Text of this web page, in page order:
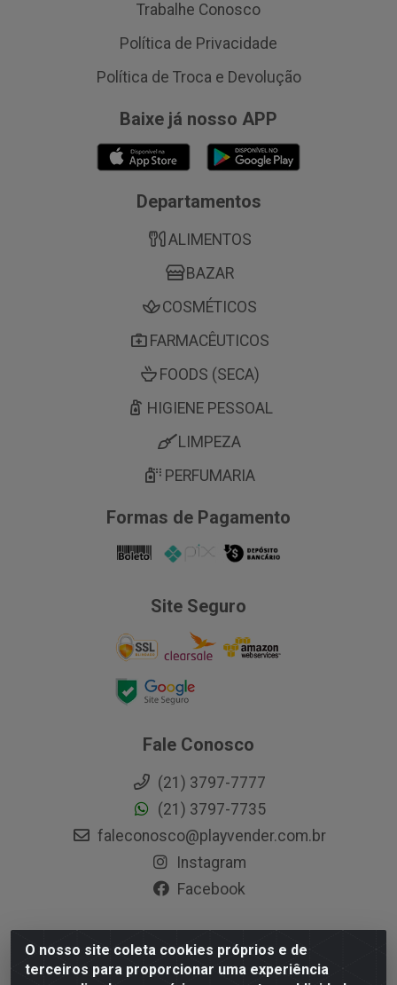
O nosso site coleta cookies próprios e de
terceiros para proporcionar uma experiência
Trabalhe Conosco
Política de Privacidade
Política de Troca e Devolução
Baixe já nosso APP
Departamentos
ALIMENTOS
BAZAR
COSMÉTICOS
FARMACÊUTICOS
FOODS (SECA)
HIGIENE PESSOAL
LIMPEZA
PERFUMARIA
Formas de Pagamento
Site Seguro
Fale Conosco
(21) 3797-7777
(21) 3797-7735
faleconosco@playvender.com.br
Instagram
Facebook
Playvender Distribuidora - Avenida Ana Dantas, 183-
Xerém - Duque de Caxias / RJ - CEP 25250-415 - CNPJ